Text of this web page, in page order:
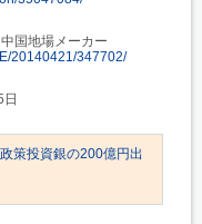
国地場メーカー
20140421/347702/
策投資銀の200億円出